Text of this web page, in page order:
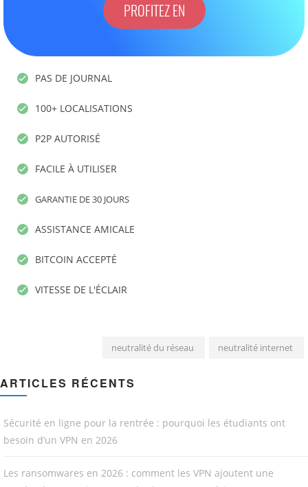
PROFITEZ EN
PAS DE JOURNAL
100+ LOCALISATIONS
P2P AUTORISÉ
FACILE À UTILISER
GARANTIE DE 30 JOURS
ASSISTANCE AMICALE
BITCOIN ACCEPTÉ
VITESSE DE L'ÉCLAIR
neutralité du réseau neutralité internet
ARTICLES RÉCENTS
Sécurité en ligne pour la rentrée : pourquoi les étudiants ont
besoin d’un VPN en 2026
Les ransomwares en 2026 : comment les VPN ajoutent une